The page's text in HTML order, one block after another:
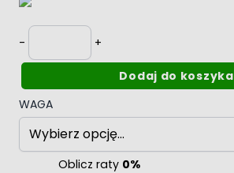
-
Ilość
+
Dodaj do koszyka
WAGA
Oblicz raty 0%